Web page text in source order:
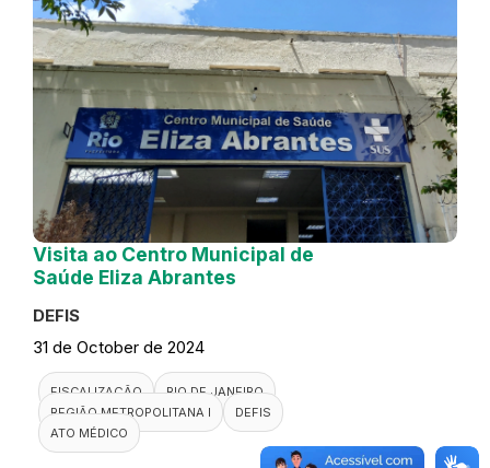
Visita ao Centro Municipal de
Saúde Eliza Abrantes
DEFIS
31 de October de 2024
FISCALIZAÇÃO
RIO DE JANEIRO
REGIÃO METROPOLITANA I
DEFIS
ATO MÉDICO